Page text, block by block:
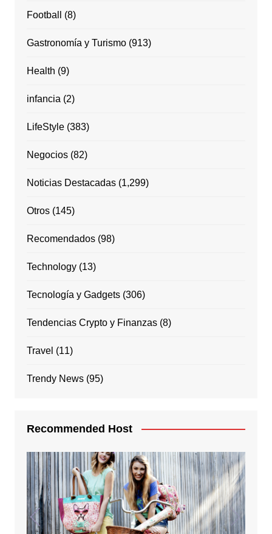
Football (8)
Gastronomía y Turismo(913)
Health (9)
infancia (2)
LifeStyle(383)
Negocios(82)
Noticias Destacadas(1,299)
Otros(145)
Recomendados(98)
Technology(13)
Tecnología y Gadgets(306)
Tendencias Crypto y Finanzas(8)
Travel (11)
Trendy News(95)
Recommended Host